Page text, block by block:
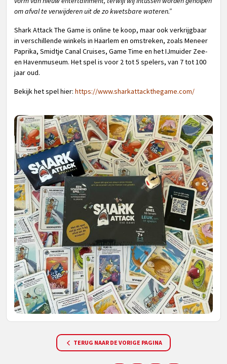
om afval te verwijderen uit de zo kwetsbare wateren.”
Shark Attack The Game is online te koop, maar ook verkrijgbaar
in verschillende winkels in Haarlem en omstreken, zoals Meneer
Paprika, Smidtje Canal Cruises, Game Time en het IJmuider Zee-
en Havenmuseum. Het spel is voor 2 tot 5 spelers, van 7 tot 100
jaar oud.
Bekijk het spel hier: https://www.sharkattackthegame.com/
TERUG NAAR DE VORIGE PAGINA